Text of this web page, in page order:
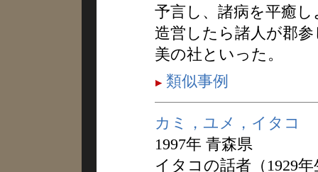
予言し、諸病を平癒
造営したら諸人が郡
美の社といった。
類似事例
カミ，ユメ，イタコ
1997年 青森県
イタコの話者（1929